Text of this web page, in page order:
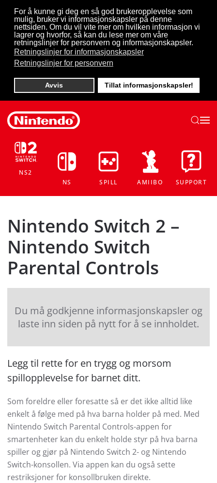
For å kunne gi deg en så god brukeropplevelse som
mulig, bruker vi informasjonskapsler på denne
nettsiden. Om du vil vite mer om hvilken informasjon vi
lagrer og hvorfor, så kan du lese mer om våre
retningslinjer for personvern og informasjonskapsler.
Retningslinjer for informasjonskapsler
Retningslinjer for personvern
Avvis Tillat informasjonskapsler!
Skip to main content
NS2
NS
SPILL AMIIBO SUPPORT
Nintendo Switch 2 –
Nintendo Switch
Parental Controls
Du må godkjenne informasjonskapsler og
laste inn siden på nytt for å se innholdet.
Legg til rette for en trygg og morsom
spillopplevelse for barnet ditt.
Som foreldre eller foresatte så er det ikke alltid like
enkelt å følge med på hva barna holder på med. Med
Nintendo Switch Parental Controls-appen for
smartenheter kan du enkelt holde styr på hva barna
spiller og gjør på Nintendo Switch 2- og Nintendo
Switch-konsollen. Via appen kan du også sette
restriksjoner for konsollbruken direkte.